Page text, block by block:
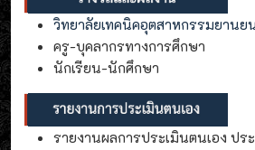
วิทยาลัยเทคนิคอุตสาหกรรมยานย
ครู-บุคลากรทางการศึกษา
นักเรียน-นักศึกษา
รายงานผลการประเมินตนเอง ปร